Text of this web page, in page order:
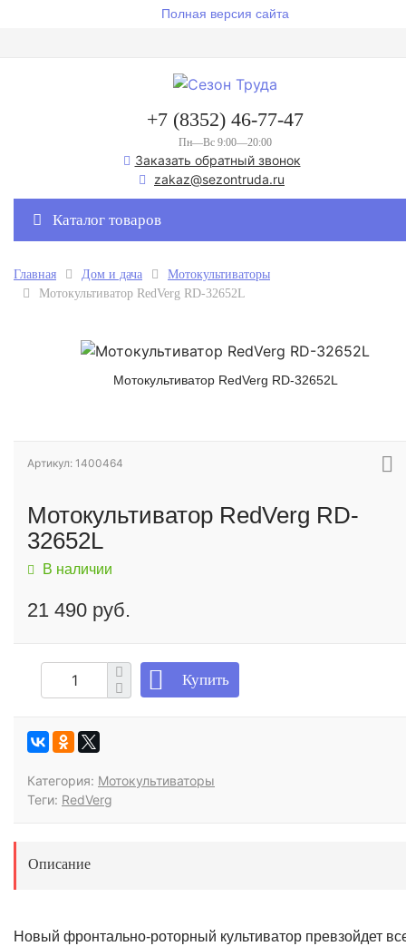
Полная версия сайта
+7 (8352) 46-77-47
Пн—Вс 9:00—20:00
Заказать обратный звонок
zakaz@sezontruda.ru
Каталог товаров
Главная Дом и дача
Мотокультиваторы
Мотокультиватор RedVerg RD-32652L
Мотокультиватор RedVerg RD-32652L
Артикул: 1400464
Мотокультиватор RedVerg RD-
32652L
В наличии
21 490 руб.
Купить
Категория: Мотокультиваторы
Теги: RedVerg
Описание
Новый фронтально-роторный культиватор превзойдет